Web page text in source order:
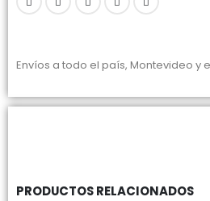
Envíos a todo el país, Montevideo y
PRODUCTOS RELACIONADOS